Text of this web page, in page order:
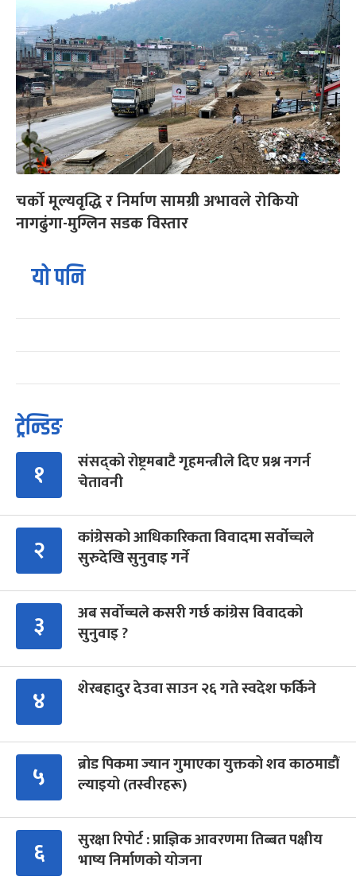
चर्को मूल्यवृद्धि र निर्माण सामग्री अभावले रोकियो
नागढुंगा-मुग्लिन सडक विस्तार
यो पनि
ट्रेन्डिङ
१
संसद्को रोष्ट्रमबाटै गृहमन्त्रीले दिए प्रश्न नगर्न
चेतावनी
२
कांग्रेसको आधिकारिकता विवादमा सर्वोच्चले
सुरुदेखि सुनुवाइ गर्ने
३
अब सर्वोच्चले कसरी गर्छ कांग्रेस विवादको
सुनुवाइ ?
४ शेरबहादुर देउवा साउन २६ गते स्वदेश फर्किने
५
ब्रोड पिकमा ज्यान गुमाएका युक्तको शव काठमाडौं
ल्याइयो (तस्वीरहरू)
६
सुरक्षा रिपोर्ट : प्राज्ञिक आवरणमा तिब्बत पक्षीय
भाष्य निर्माणको योजना